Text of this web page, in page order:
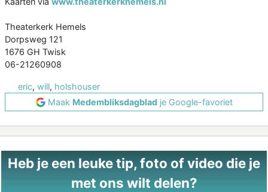
Theaterkerk Hemels
Dorpsweg 121
1676 GH Twisk
06-21260908
eric, will, holshouser
Maak Medembliksdagbladje Google-favoriet
Heb je een leuke tip, foto of video die je
met ons wilt delen?